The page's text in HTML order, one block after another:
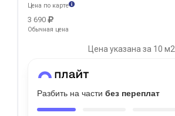
Цена по карте
3 690
Обычная цена
Цена указана за 10 м2
Разбить на части без переплат
Оставшиеся
списываться
Подробнее
об оплате Плайтом